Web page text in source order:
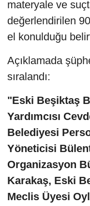
materyale ve
değerlendirilen
el konulduğu
Açıklamada
sıralandı:
"Eski Beşiktaş
Yardımcısı
Belediyesi
Yöneticisi
Organizasyon
Karakaş, Eski
Meclis Üyesi